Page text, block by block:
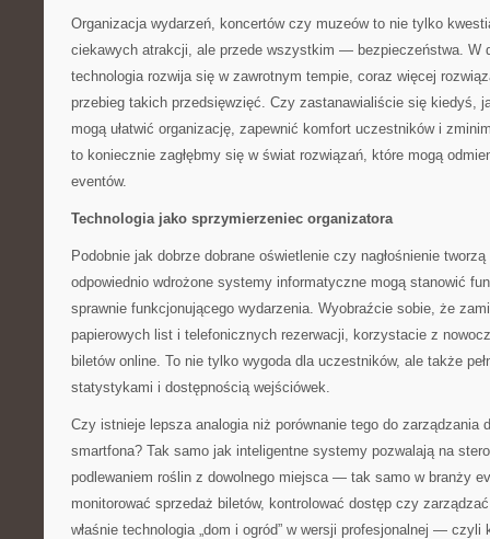
Organizacja wydarzeń, koncertów czy muzeów to nie tylko
ciekawych atrakcji, ale przede wszystkim — bezpieczeństwa. W
technologia rozwija się w zawrotnym tempie, coraz więcej
przebieg takich przedsięwzięć. Czy zastanawialiście się kiedyś,
mogą ułatwić organizację, zapewnić komfort uczestników i
to koniecznie zagłębmy się w świat rozwiązań, które mogą
eventów.
Technologia jako sprzymierzeniec organizatora
Podobnie jak dobrze dobrane oświetlenie czy nagłośnienie
odpowiednio wdrożone systemy informatyczne mogą stanowić
sprawnie funkcjonującego wydarzenia. Wyobraźcie sobie, że
papierowych list i telefonicznych rezerwacji, korzystacie z
biletów online. To nie tylko wygoda dla uczestników, ale także
statystykami i dostępnością wejściówek.
Czy istnieje lepsza analogia niż porównanie tego do zarządzania
smartfona? Tak samo jak inteligentne systemy pozwalają na
podlewaniem roślin z dowolnego miejsca — tak samo w branży
monitorować sprzedaż biletów, kontrolować dostęp czy
właśnie technologia „dom i ogród” w wersji profesjonalnej —